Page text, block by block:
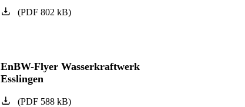
(PDF802 kB)
EnBW-Flyer Wasserkraftwerk
Esslingen
(PDF588 kB)